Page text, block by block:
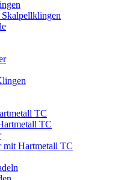
TC
TC
mit Hartmetall TC